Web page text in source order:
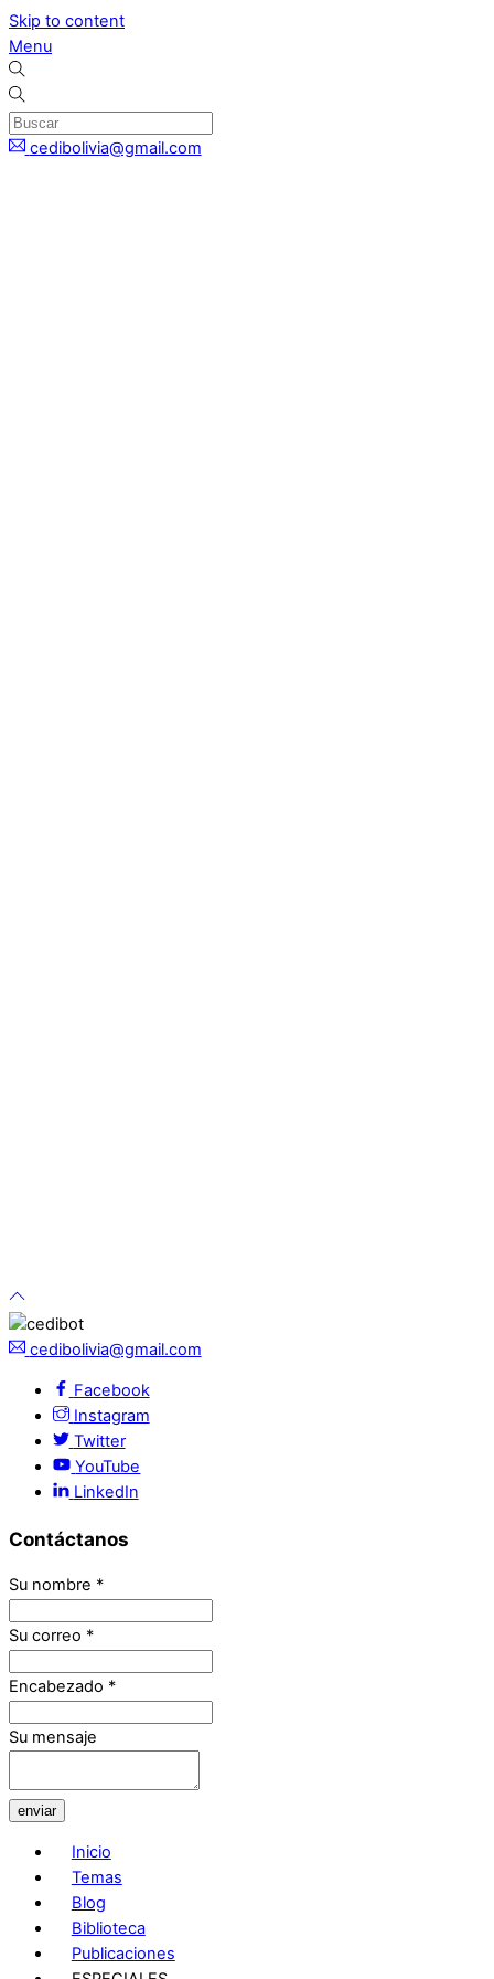
Skip to content
Menu
cedibolivia@gmail.com
cedibolivia@gmail.com
Facebook
Instagram
Twitter
YouTube
LinkedIn
Contáctanos
Su nombre *
Su correo *
Encabezado *
Su mensaje
enviar
Inicio
Temas
Blog
Biblioteca
Publicaciones